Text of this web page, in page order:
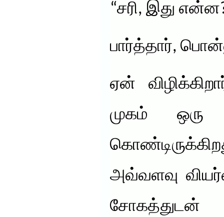
“சரி, இது
பார்த்தார்,
ஏன்
முகம் ஒரு
அவ்வளவு